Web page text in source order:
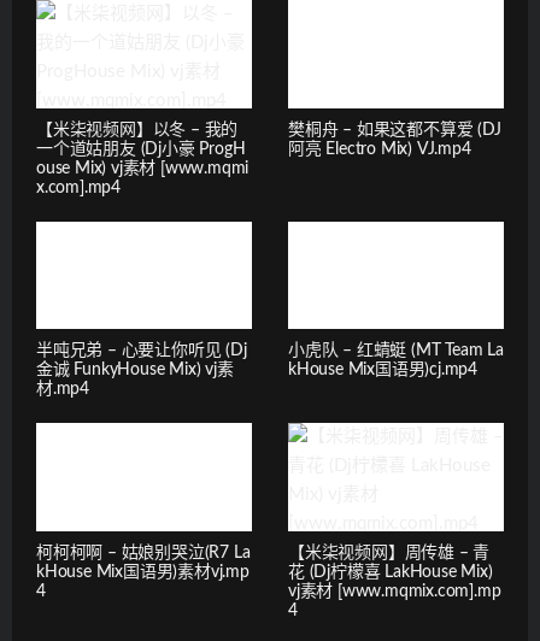
【米柒视频网】以冬 – 我的
一个道姑朋友 (Dj小豪 ProgH
ouse Mix) vj素材 [www.mqmi
x.com].mp4
樊桐舟 – 如果这都不算爱 (DJ
阿亮 Electro Mix) VJ.mp4
半吨兄弟 – 心要让你听见 (Dj
金诚 FunkyHouse Mix) vj素
材.mp4
小虎队 – 红蜻蜓 (MT Team La
kHouse Mix国语男)cj.mp4
柯柯柯啊 – 姑娘别哭泣(R7 La
kHouse Mix国语男)素材vj.mp
4
【米柒视频网】周传雄 – 青
花 (Dj柠檬喜 LakHouse Mix)
vj素材 [www.mqmix.com].mp
4